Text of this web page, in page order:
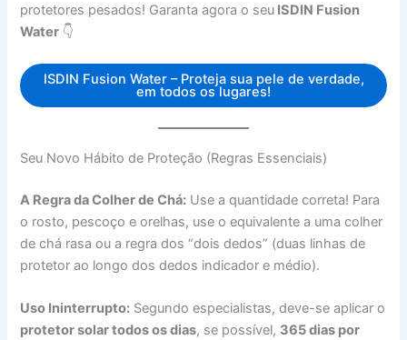
protetores pesados! Garanta agora o seu ISDIN Fusion
Water 👇
ISDIN Fusion Water – Proteja sua pele de verdade,
em todos os lugares!
Seu Novo Hábito de Proteção (Regras Essenciais)
A Regra da Colher de Chá: Use a quantidade correta! Para
o rosto, pescoço e orelhas, use o equivalente a uma colher
de chá rasa ou a regra dos “dois dedos” (duas linhas de
protetor ao longo dos dedos indicador e médio).
Uso Ininterrupto: Segundo especialistas, deve-se aplicar o
protetor solar todos os dias, se possível, 365 dias por